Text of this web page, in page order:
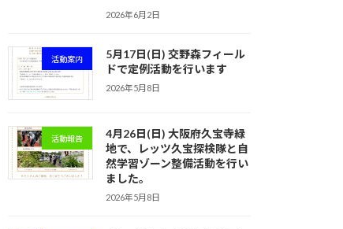
2026年6月2日
活動案内
5月17日(日) 交野森フィール
ドで定例活動を行います
2026年5月8日
活動報告
4月26日(日) 大阪府久宝寺緑
地で、レッツ久宝探検隊と自
然学習ゾーン整備活動を行い
ました。
2026年5月8日